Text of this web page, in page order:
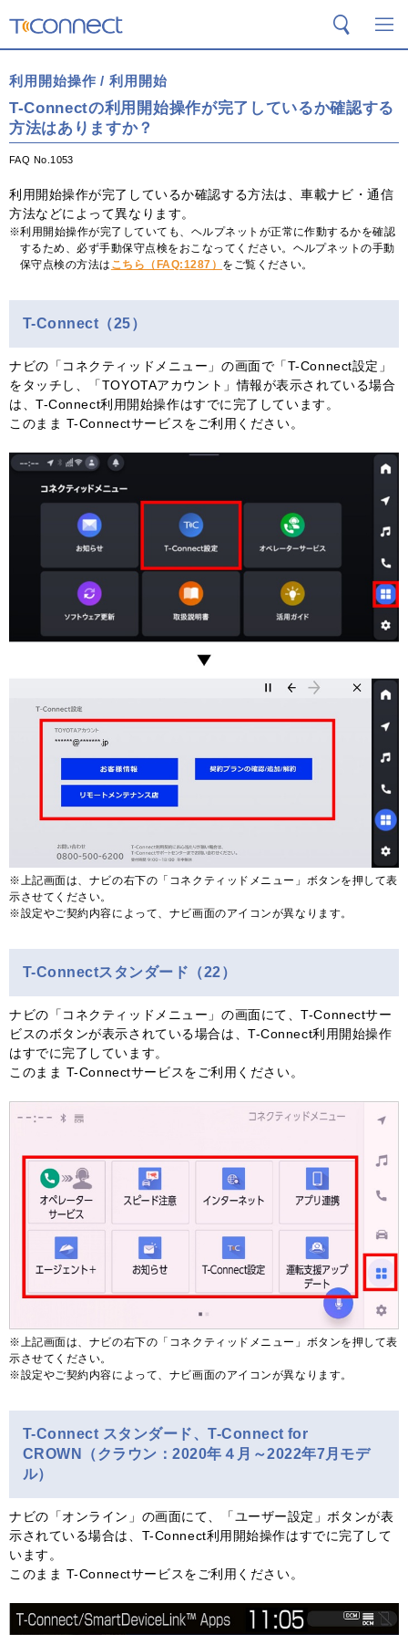
検索
利用開始操作 / 利用開始
T-Connectの利用開始操作が完了しているか確認する
方法はありますか？
FAQ No.1053
利用開始操作が完了しているか確認する方法は、車載ナビ・通信
方法などによって異なります。
利用開始操作が完了していても、ヘルプネットが正常に作動するかを確認
するため、必ず手動保守点検をおこなってください。ヘルプネットの手動
保守点検の方法は こちら（FAQ:1287） をご覧ください。
T-Connect（25）
ナビの「コネクティッドメニュー」の画面で「T-Connect設定」
をタッチし、「TOYOTAアカウント」情報が表示されている場合
は、T-Connect利用開始操作はすでに完了しています。
このまま T-Connectサービスをご利用ください。
※上記画面は、ナビの右下の「コネクティッドメニュー」ボタンを押して表
示させてください。
※設定やご契約内容によって、ナビ画面のアイコンが異なります。
T-Connectスタンダード（22）
ナビの「コネクティッドメニュー」の画面にて、T-Connectサー
ビスのボタンが表示されている場合は、T-Connect利用開始操作
はすでに完了しています。
このまま T-Connectサービスをご利用ください。
※上記画面は、ナビの右下の「コネクティッドメニュー」ボタンを押して表
示させてください。
※設定やご契約内容によって、ナビ画面のアイコンが異なります。
T-Connect スタンダード、T-Connect for
CROWN（クラウン：2020年４月～2022年7月モデ
ル）
ナビの「オンライン」の画面にて、「ユーザー設定」ボタンが表
示されている場合は、T-Connect利用開始操作はすでに完了して
います。
このまま T-Connectサービスをご利用ください。